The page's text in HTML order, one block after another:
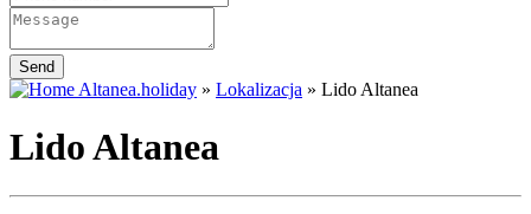
Send
Altanea.holiday » Lokalizacja » Lido Altanea
Lido Altanea